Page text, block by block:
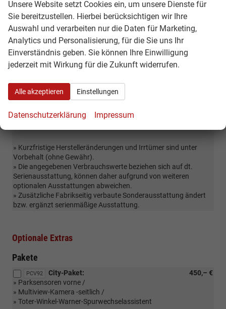
17" Alufelgen,Tergan, glanzgedreht , 215/65 R17, Sommerreifen
Mobilitäts-Set
indirektes Reifendruckkontrollsystem
Servolenkung
Start-Stopp-System
Wegfahrsperre
» Kurzfristige Herstelleränderungen und Irrtümer sind unter
Vorbehalt (ohne Gewähr).
» Die angegebenen Verbrauchswerte beziehen sich auf dt.
Serienausstattung, können daher aufgrund von weiteren
optionalen Ausstattungen abweichen.
» Zusätzliche Fabrikseitig verbaute Sonderausstattung ändert
bzw. ergänzt serienmäßige Ausstattung.
Optionale Extras
Pakete
PCV92 450,– €
City-Paket:
» Parksensoren vorne /
» Multiview-Kamera -seitlich /
» Toter-Winkel-Warner-Spurwechselassistent
Unsere Website setzt Cookies ein, um unsere Dienste für
Sie bereitzustellen. Hierbei berücksichtigen wir Ihre
Auswahl und verarbeiten nur die Daten für Marketing,
Analytics und Personalisierung, für die Sie uns Ihr
Einverständnis geben. Sie können Ihre Einwilligung
jederzeit mit Wirkung für die Zukunft widerrufen.
Alle akzeptieren Einstellungen
Datenschutzerklärung Impressum